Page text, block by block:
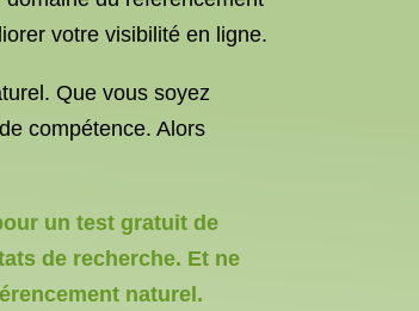
votre visibilité en ligne.
Que vous soyez
compétence. Alors
un test gratuit de
de recherche. Et ne
naturel.